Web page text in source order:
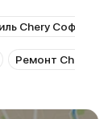
Chery Софийская
Ремонт Chery